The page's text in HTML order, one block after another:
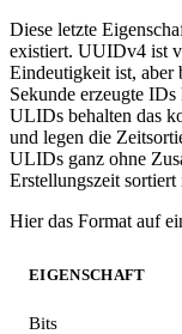
Diese letzte
existiert. UUIDv4 ist
Eindeutigkeit ist, aber
Sekunde erzeugte
ULIDs behalten das
und legen die
ULIDs ganz ohne
Erstellungszeit sortiert
Hier das Format auf
EIGENSCHAFT
Bits